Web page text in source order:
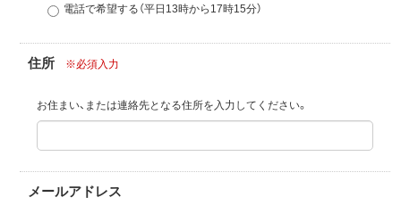
電話で希望する（平日13時から17時15分）
住所 ※必須入力
お住まい、または連絡先となる住所を入力してください。
メールアドレス